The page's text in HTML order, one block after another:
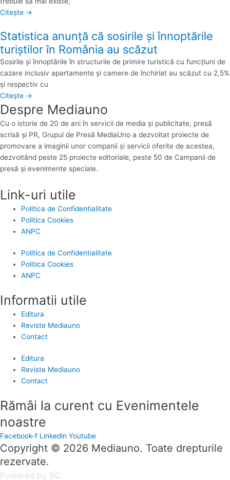
Citește →
Statistica anunță că sosirile şi înnoptările
turiştilor în România au scăzut
Sosirile şi înnoptările în structurile de primire turistică cu funcţiuni de
cazare inclusiv apartamente şi camere de închiriat au scăzut cu 2,5%
şi respectiv cu
Citește →
Despre Mediauno
Cu o istorie de 20 de ani în servicii de media și publicitate, presă
scrisă și PR, Grupul de Presă MediaUno a dezvoltat proiecte de
promovare a imaginii unor companii și servicii oferite de acestea,
dezvoltând peste 25 proiecte editoriale, peste 50 de Campanii de
presă și evenimente speciale.
Link-uri utile
Politica de Confidentialitate
Politica Cookies
ANPC
Politica de Confidentialitate
Politica Cookies
ANPC
Informatii utile
Editura
Reviste Mediauno
Contact
Editura
Reviste Mediauno
Contact
Rămâi la curent cu Evenimentele
noastre
Facebook-f Linkedin Youtube
Copyright © 2026 Mediauno. Toate drepturile
rezervate.
Powered by BC